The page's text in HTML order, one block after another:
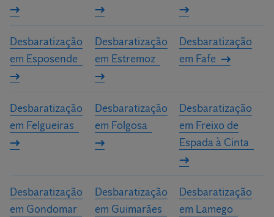
Desbaratização
em Esposende
Desbaratização
em Estremoz
Desbaratização
em Fafe
Desbaratização
em Felgueiras
Desbaratização
em Folgosa
Desbaratização
em Freixo de
Espada à Cinta
Desbaratização
em Gondomar
Desbaratização
em Guimarães
Desbaratização
em Lamego